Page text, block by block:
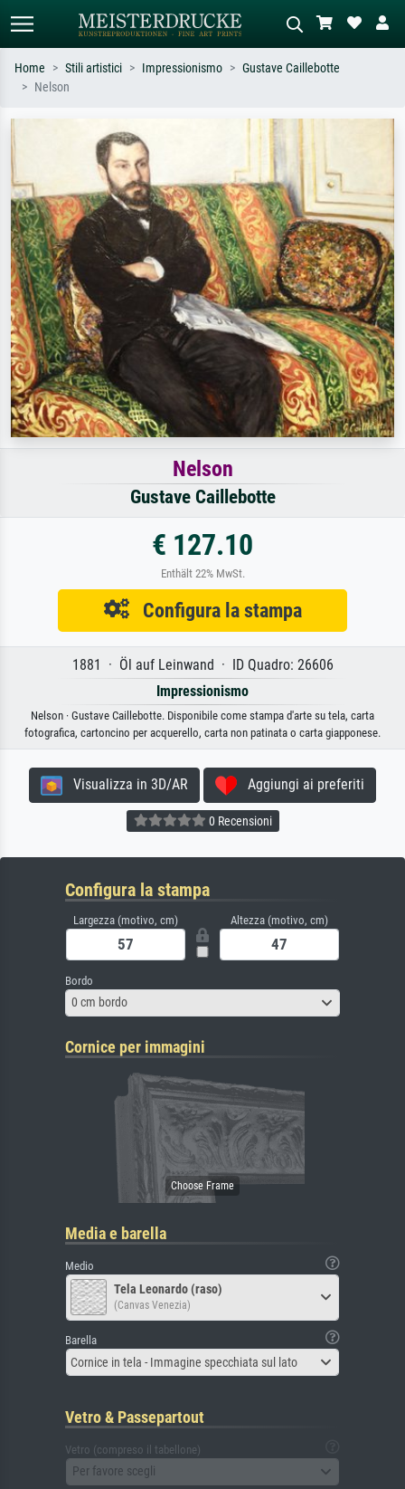
Cerca per artista, titolo o stile – es.
Monet, Notte stellata,
Impressionismo, onda di Hokusai,
nudo.
Descrivi la scena – es. prato verde,
astratto con molto rosso, dipinto a
olio scuro, nudo in piedi vicino a un
albero.
Home Stili artistici Impressionismo
Gustave Caillebotte
Nelson
Nelson
Gustave Caillebotte
€ 127.10
Enthält 22% MwSt.
Configura la stampa
1881 · Öl auf Leinwand · ID Quadro: 26606
Impressionismo
Nelson · Gustave Caillebotte. Disponibile come stampa d'arte su tela, carta
fotografica, cartoncino per acquerello, carta non patinata o carta giapponese.
Visualizza in 3D/AR Aggiungi ai preferiti
0 Recensioni
Configura la stampa
Largezza (motivo, cm) Altezza (motivo, cm)
Bordo
0 cm bordo
Cornice per immagini
Media e barella
Medio
Tela Leonardo (raso)
(Canvas Venezia)
Barella
Cornice in tela - Immagine specchiata sul lato
Vetro & Passepartout
Vetro (compreso il tabellone)
Per favore scegli